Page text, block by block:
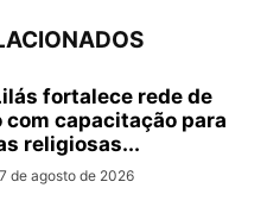
fortalece rede de
com capacitação para
religiosas...
7 de agosto de 2026